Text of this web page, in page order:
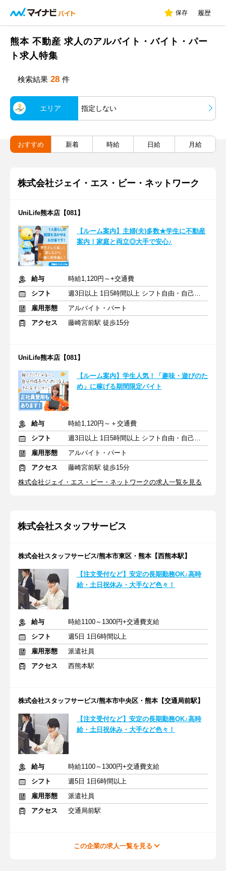
保存 履歴
熊本 不動産 求人のアルバイト・バイト・パー
ト求人特集
検索結果 28 件
エリア 指定しない
おすすめ 新着 時給 日給 月給
株式会社ジェイ・エス・ビー・ネットワーク
UniLife熊本店【081】
【ルーム案内】主婦(夫)多数★学生に不動産
案内！家庭と両立◎大手で安心♪
給与
時給1,120円～+交通費
シフト
週3日以上 1日5時間以上 シフト自由・自己申告
雇用形態
アルバイト・パート
アクセス
藤崎宮前駅 徒歩15分
UniLife熊本店【081】
【ルーム案内】学生人気！「趣味・遊びのた
め」に稼げる期間限定バイト
給与
時給1,120円～＋交通費
シフト
週3日以上 1日5時間以上 シフト自由・自己申告
雇用形態
アルバイト・パート
アクセス
藤崎宮前駅 徒歩15分
株式会社ジェイ・エス・ビー・ネットワークの求人一覧を見る
株式会社スタッフサービス
株式会社スタッフサービス/熊本市東区・熊本【西熊本駅】
【注文受付など】安定の長期勤務OK♪高時
給・土日祝休み・大手など色々！
給与
時給1100～1300円+交通費支給
シフト
週5日 1日6時間以上
雇用形態
派遣社員
アクセス
西熊本駅
株式会社スタッフサービス/熊本市中央区・熊本【交通局前駅】
【注文受付など】安定の長期勤務OK♪高時
給・土日祝休み・大手など色々！
給与
時給1100～1300円+交通費支給
シフト
週5日 1日6時間以上
雇用形態
派遣社員
アクセス
交通局前駅
この企業の求人一覧を見る